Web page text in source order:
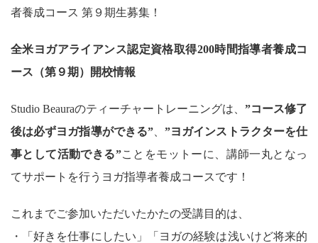
者養成コース 第９期生募集！
全米ヨガアライアンス認定資格取得200時間指導者養成コ
ース（第９期）開校情報
Studio Beauraのティーチャートレーニングは、 ”コース修了
後は必ずヨガ指導ができる”、”ヨガインストラクターを仕
事として活動できる”ことをモットーに、講師一丸となっ
てサポートを行うヨガ指導者養成コースです！
これまでご参加いただいたかたの受講目的は、
・「好きを仕事にしたい」「ヨガの経験は浅いけど将来的